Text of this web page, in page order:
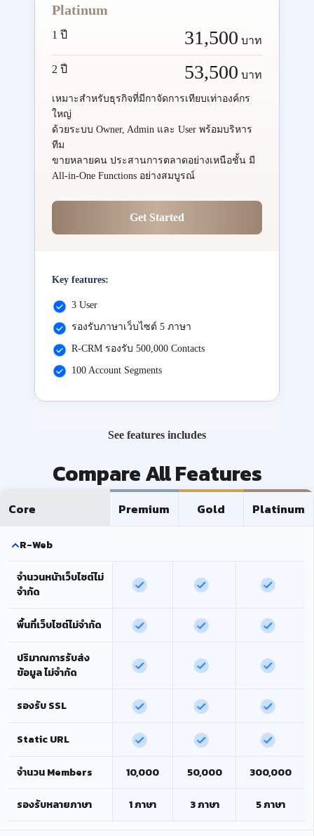
Platinum
1 ปี 31,500 บาท
2 ปี 53,500 บาท
เหมาะสำหรับธุรกิจที่มีกาจัดการเทียบเท่าองค์กร
ใหญ่
ด้วยระบบ Owner, Admin และ User พร้อมบริหาร
ทีม
ขายหลายคน ประสานการตลาดอย่างเหนือชั้น มี
All-in-One Functions อย่างสมบูรณ์
Get Started
Key features:
3 User
รองรับภาษาเว็บไซต์ 5 ภาษา
R-CRM รองรับ 500,000 Contacts
100 Account Segments
See features includes
Compare All Features
Core Premium Gold Platinum
R-Web
จำนวนหน้าเว็บไซต์ไม่
จำกัด
พื้นที่เว็บไซต์ไม่จำกัด
ปริมาณการรับส่ง
ข้อมูล ไม่จำกัด
รองรับ SSL
Static URL
จำนวน Members 10,000 50,000 300,000
รองรับหลายภาษา 1 ภาษา 3 ภาษา 5 ภาษา